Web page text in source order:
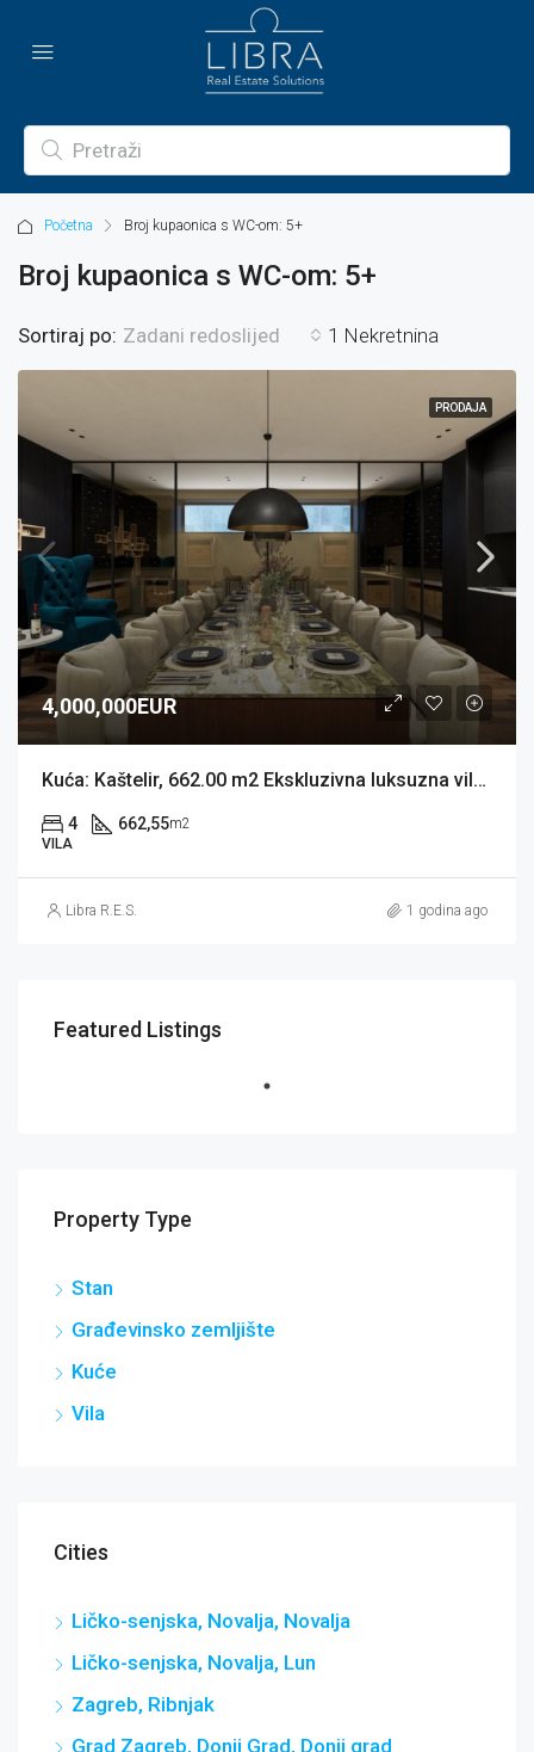
Početna Broj kupaonica s WC-om: 5+
Broj kupaonica s WC-om: 5+
1 Nekretnina
Sortiraj po: Zadani redoslijed
PRODAJA
4,000,000EUR
Kuća: Kaštelir, 662.00 m2 Ekskluzivna luksuzna vila (prodaja)
4 662,55m2
VILA
Libra R.E.S. 1 godina ago
Featured Listings
Property Type
Stan
Građevinsko zemljište
Kuće
Vila
Cities
Ličko-senjska, Novalja, Novalja
Ličko-senjska, Novalja, Lun
Zagreb, Ribnjak
Grad Zagreb, Donji Grad, Donji grad